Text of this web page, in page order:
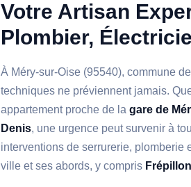
Votre Artisan
Plombier,
À Méry-sur-Oise (95540), commune
techniques ne préviennent jamais.
appartement proche de lagare de
Denis, une urgence peut survenir à
interventions de serrurerie, plomberie
ville et ses abords, y compris